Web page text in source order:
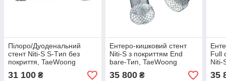
Пілоро/Дуоденальний
стент Niti-S S-Tип без
покриття, TaeWoong
31 100 ₴
Ентеро-кишковий стент
Niti-S з покриттям End
bare-Тип, TaeWoong
35 800₴
Full
Niti-
35